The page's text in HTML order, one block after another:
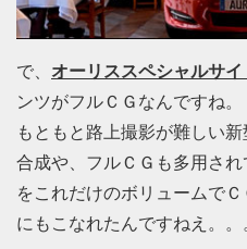
で、 オーリススペシャルサイ
ンツがフルＣＧなんですね。
もともと路上撮影が難しい
合成や、フルＣＧも多用さ
をこれだけのボリュームで
にもこなれたんですねえ。。